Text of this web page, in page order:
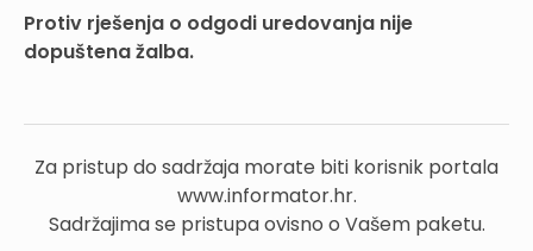
Protiv rješenja o odgodi uredovanja nije
dopuštena žalba.
Za pristup do sadržaja morate biti korisnik portala
www.informator.hr.
Sadržajima se pristupa ovisno o Vašem paketu.